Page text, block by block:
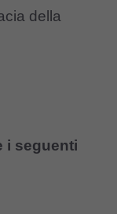
della
i seguenti